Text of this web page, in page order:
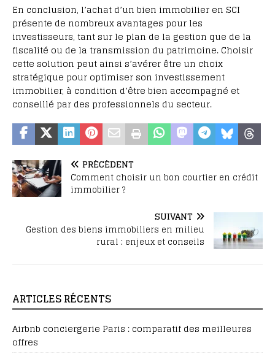
En conclusion, l’achat d’un bien immobilier en SCI
présente de nombreux avantages pour les
investisseurs, tant sur le plan de la gestion que de la
fiscalité ou de la transmission du patrimoine. Choisir
cette solution peut ainsi s’avérer être un choix
stratégique pour optimiser son investissement
immobilier, à condition d’être bien accompagné et
conseillé par des professionnels du secteur.
PRÉCÉDENT
Comment choisir un bon courtier en crédit
immobilier ?
SUIVANT
Gestion des biens immobiliers en milieu
rural : enjeux et conseils
ARTICLES RÉCENTS
Airbnb conciergerie Paris : comparatif des meilleures
offres